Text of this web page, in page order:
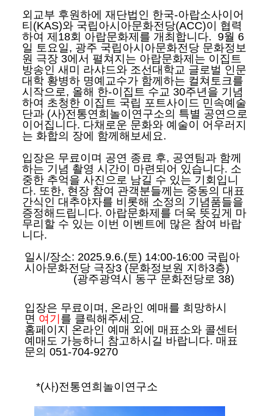
외교부 후원하에 재단법인 한국-아랍소사이어
티 (KAS)와 국립아시아문화전당(ACC)이 협력
하여 제 18회 아랍문화제를 개최합니다. 9월 6
일 토요일, 광주 국립아시아문화전당 문화정보
원 극장 3에서 펼쳐지는 아랍문화제는 이집트
방송인 새미 라샤드와 조선대학교 글로벌 인문
대학 황병하 명예교수가 함께하는 컬쳐토크를
시작으로, 올해 한-이집트 수교 30주년을 기념
하여 초청한 이집트 국립 포트사이드 민속예술
단과 (사)전통연희놀이연구소의 특별 공연으로
이어집니다. 다채로운 문화와 예술이 어우러지
는 화합의 장에 함께해보세요.
입장은 무료이며 공연 종료 후, 공연팀과 함께
하는 기념 촬영 시간이 마련되어 있습니다. 소
중한 추억을 사진으로 남길 수 있는 기회입니
다. 또한, 현장 참여 관객분들께는 중동의 대표
간식인 대추야자를 비롯해 소정의 기념품들을
증정해드립니다. 아랍문화제를 더욱 뜻깊게 마
무리할 수 있는 이번 이벤트에 많은 참여 바랍
니다.
일시/장소: 2025.9.6.(토) 14:00-16:00 국립아
시아문화전당 극장3 (문화정보원 지하3층)
(광주광역시 동구 문화전당로 38)
입장은 무료이며 , 온라인 예매를 희망하시
면 여기 를 클릭해주세요.
홈페이지 온라인 예매 외에 매표소와 콜센터
예매도 가능하니 참고하시길 바랍니다. 매표
문의 051-704-9270
*(사)전통연희놀이연구소